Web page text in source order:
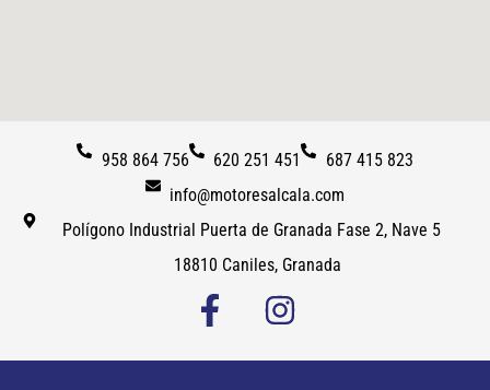
958 864 756 620 251 451
687 415 823
info@motoresalcala.com
Polígono Industrial Puerta de Granada Fase 2, Nave 5
18810 Caniles, Granada